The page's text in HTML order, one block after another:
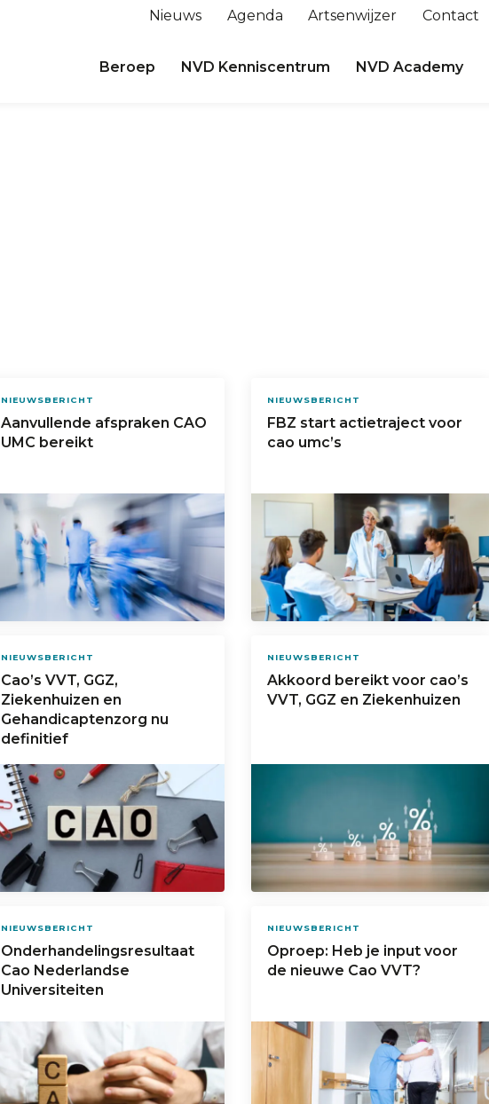
Nieuws Agenda Artsenwijzer Contact
Beroep NVD Kenniscentrum NVD Academy
NIEUWSBERICHT
Aanvullende afspraken CAO
UMC bereikt
NIEUWSBERICHT
FBZ start actietraject voor
cao umc’s
NIEUWSBERICHT
Cao’s VVT, GGZ,
Ziekenhuizen en
Gehandicaptenzorg nu
definitief
NIEUWSBERICHT
Akkoord bereikt voor cao’s
VVT, GGZ en Ziekenhuizen
NIEUWSBERICHT
Onderhandelingsresultaat
Cao Nederlandse
Universiteiten
NIEUWSBERICHT
Oproep: Heb je input voor
de nieuwe Cao VVT?